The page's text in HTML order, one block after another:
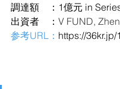
調達額　：1億元 in
出資者　： V FUND,
参考URL： https://36kr.jp/